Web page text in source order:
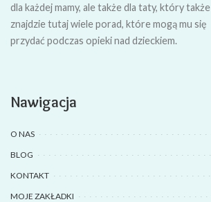
dla każdej mamy, ale także dla taty, który także
znajdzie tutaj wiele porad, które mogą mu się
przydać podczas opieki nad dzieckiem.
Nawigacja
O NAS
BLOG
KONTAKT
MOJE ZAKŁADKI